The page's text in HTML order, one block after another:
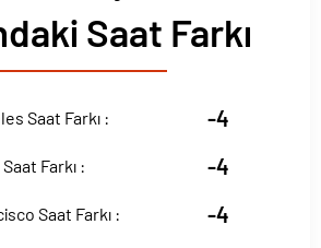
Saat Farkı
Saat Farkı : -4
Farkı : -4
Saat Farkı : -4